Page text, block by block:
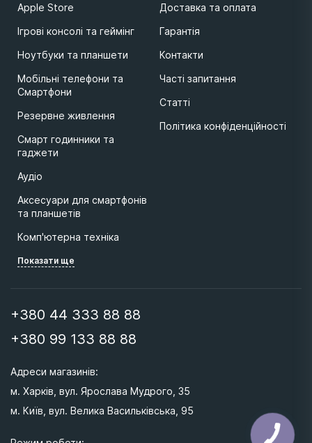
Black (100-99172701-98)
6499 ₴
Apple Store
Ігрові консолі та геймінг
Ноутбуки та планшети
Мобільні телефони та
Смартфони
Резервне живлення
Смарт годинники та
гаджети
Аудіо
Аксесуари для смартфонів
та планшетів
Комп'ютерна техніка
Показати ще
Доставка та оплата
Гарантія
Контакти
Часті запитання
Статті
Політика конфіденційності
+380 44 333 88 88
+380 99 133 88 88
Адреси магазинів:
м. Харків, вул. Ярослава Мудрого, 35
м. Київ, вул. Велика Васильківська, 95